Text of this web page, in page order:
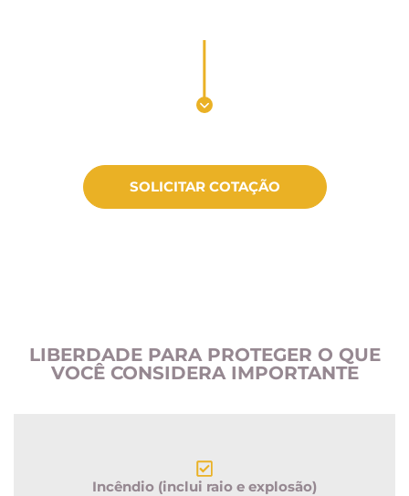
SOLICITAR COTAÇÃO
LIBERDADE PARA PROTEGER O QUE
VOCÊ CONSIDERA IMPORTANTE
Incêndio (inclui raio e explosão)